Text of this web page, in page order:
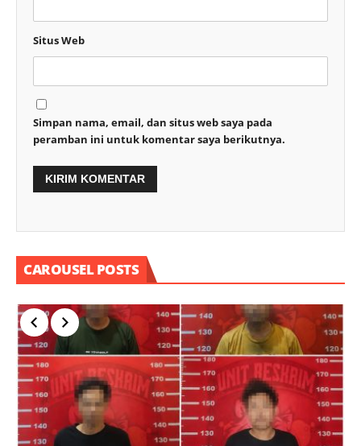
Situs Web
Simpan nama, email, dan situs web saya pada
peramban ini untuk komentar saya berikutnya.
CAROUSEL POSTS